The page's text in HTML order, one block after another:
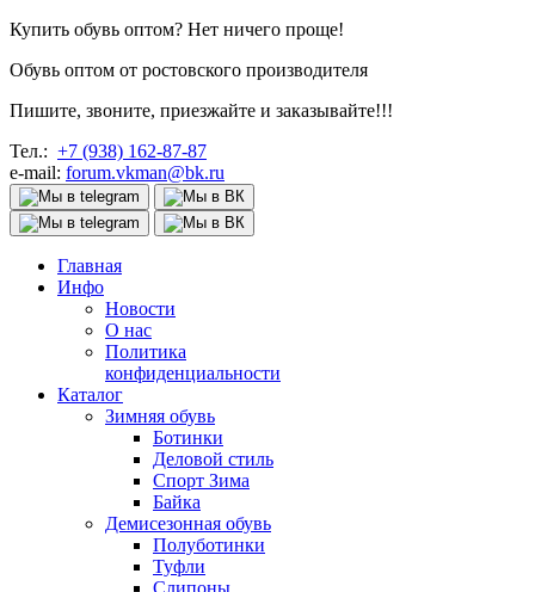
Купить обувь оптом? Нет ничего проще!
Обувь оптом от ростовского производителя
Пишите, звоните, приезжайте и заказывайте!!!
Тел.: +7 (938) 162-87-87
e-mail: forum.vkman@bk.ru
Главная
Инфо
Новости
О нас
Политика
конфиденциальности
Каталог
Зимняя обувь
Ботинки
Деловой стиль
Спорт Зима
Байка
Демисезонная обувь
Полуботинки
Туфли
Слипоны